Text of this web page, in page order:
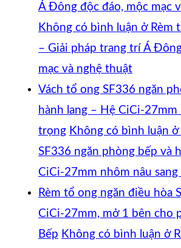
Á Đông độc đáo, mộc mạc
Không có bình luận ở Rèm
– Giải pháp trang trí Á
mạc và nghệ thuật
Vách tổ ong SF336 ngăn
hành lang – Hệ CiCi-27mm
trọng Không có bình luận ở
SF336 ngăn phòng bếp và
CiCi-27mm nhôm nâu
Rèm tổ ong ngăn điều hòa
CiCi-27mm, mở 1 bên cho
Bếp Không có bình luận ở